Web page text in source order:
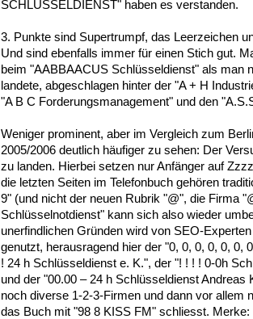
SCHLÜSSELDIENST" haben es verstanden.
3. Punkte sind Supertrumpf, das Leerzeichen
Und sind ebenfalls immer für einen Stich gut.
beim "AABBAACUS Schlüsseldienst" als man
landete, abgeschlagen hinter der "A + H
"A B C Forderungsmanagement" und den
Weniger prominent, aber im Vergleich zum
2005/2006 deutlich häufiger zu sehen: Der
zu landen. Hierbei setzen nur Anfänger auf
die letzten Seiten im Telefonbuch gehören
9" (und nicht der neuen Rubrik "@", die Firma
Schlüsselnotdienst" kann sich also wieder
unerfindlichen Gründen wird von SEO-
genutzt, herausragend hier der "0, 0, 0, 0, 0, 0,
! 24 h Schlüsseldienst e. K.", der "! ! ! ! 0-0h
und der "00.00 – 24 h Schlüsseldienst
noch diverse 1-2-3-Firmen und dann vor allem
das Buch mit "98 8 KISS FM" schliesst.